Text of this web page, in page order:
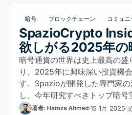
暗号 ブロックチェーン コミュニ
SpazioCrypto
欲しがる2025年の
暗号通貨の世界は史上最高の盛
り、2025年に興味深い投資機
す。Spazioが開発した専門家の
し、今年研究すべきトップ暗号
ます。著者: Hamza Ahmed 15 1月 2025